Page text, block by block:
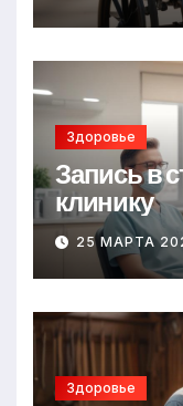
Здоровье
Запись в
клинику
25 МАРТА
Здоровье